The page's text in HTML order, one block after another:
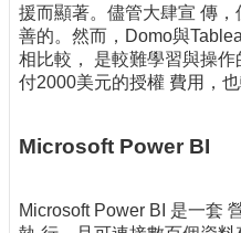
產
業
專
欄
援而顯著。儘管大肆宣 傳
善的。然而，Domo與
相比較， 是較難學習與操
付2000美元的授權 費用，
Microsoft Power BI
Microsoft Power BI 是一套